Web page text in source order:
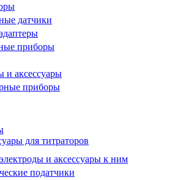
датчики
приборы
и аксессуары
приборы
для титраторов
и аксессуары к ним
податчики